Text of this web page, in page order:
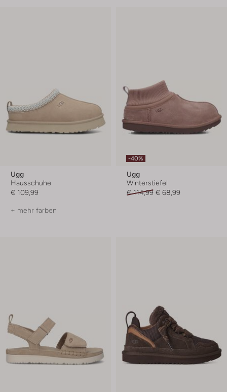
Ugg
Hausschuhe
€ 109,99
+ mehr farben
-40%
Ugg
Winterstiefel
€ 114,99 € 68,99